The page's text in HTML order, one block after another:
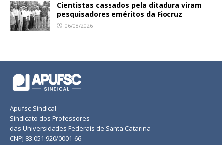
Cientistas cassados pela ditadura viram
pesquisadores eméritos da Fiocruz
06/08/2026
Apufsc-Sindical
Sindicato dos Professores
das Universidades Federais de Santa Catarina
CNPJ 83.051.920/0001-66